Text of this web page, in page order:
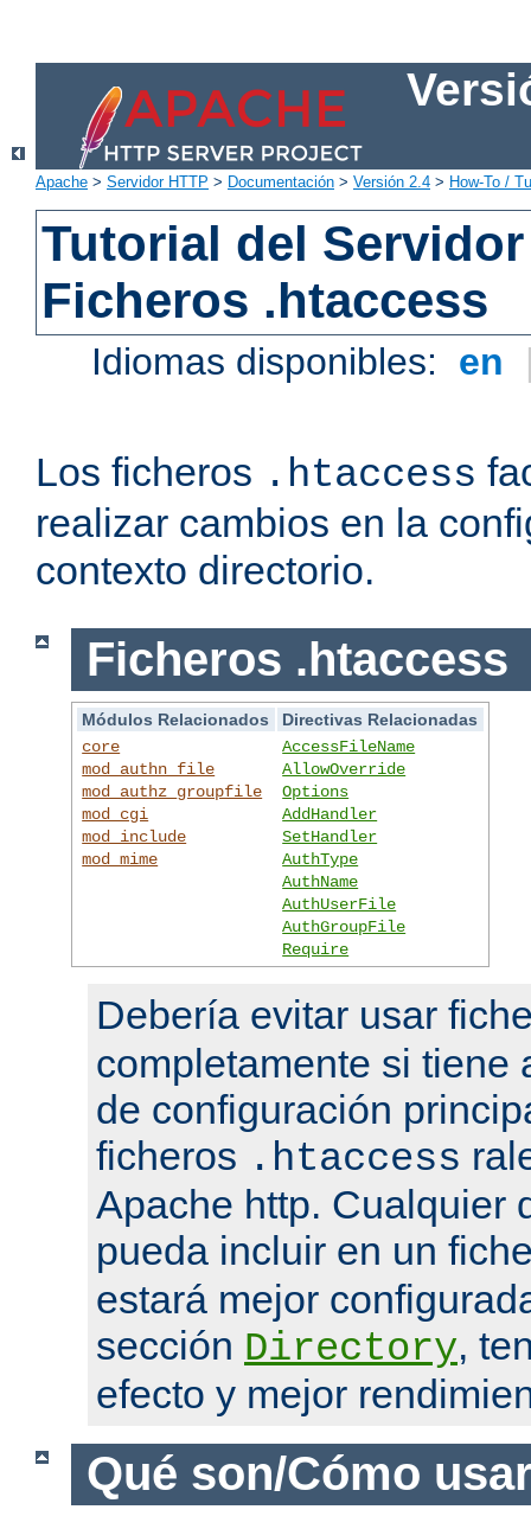
Apache > Servidor HTTP > Documentación > Versión 2.4 > How-To /
Tutorial del
Ficheros .htaccess
Idiomas disponibles: en
Los ficheros .htaccess
realizar cambios en la
contexto directorio.
Ficheros .htaccess
Módulos Relacionados
Directivas Relacionadas
core
mod_authn_file
mod_authz_groupfile
mod_cgi
mod_include
mod_mime
AccessFileName
AllowOverride
Options
AddHandler
SetHandler
AuthType
AuthName
AuthUserFile
AuthGroupFile
Require
Debería evitar usar
completamente si tiene
de configuración
ficheros .htaccess
Apache http. Cualquier
pueda incluir en un
estará mejor
sección Directory,
efecto y mejor
Qué son/Cómo